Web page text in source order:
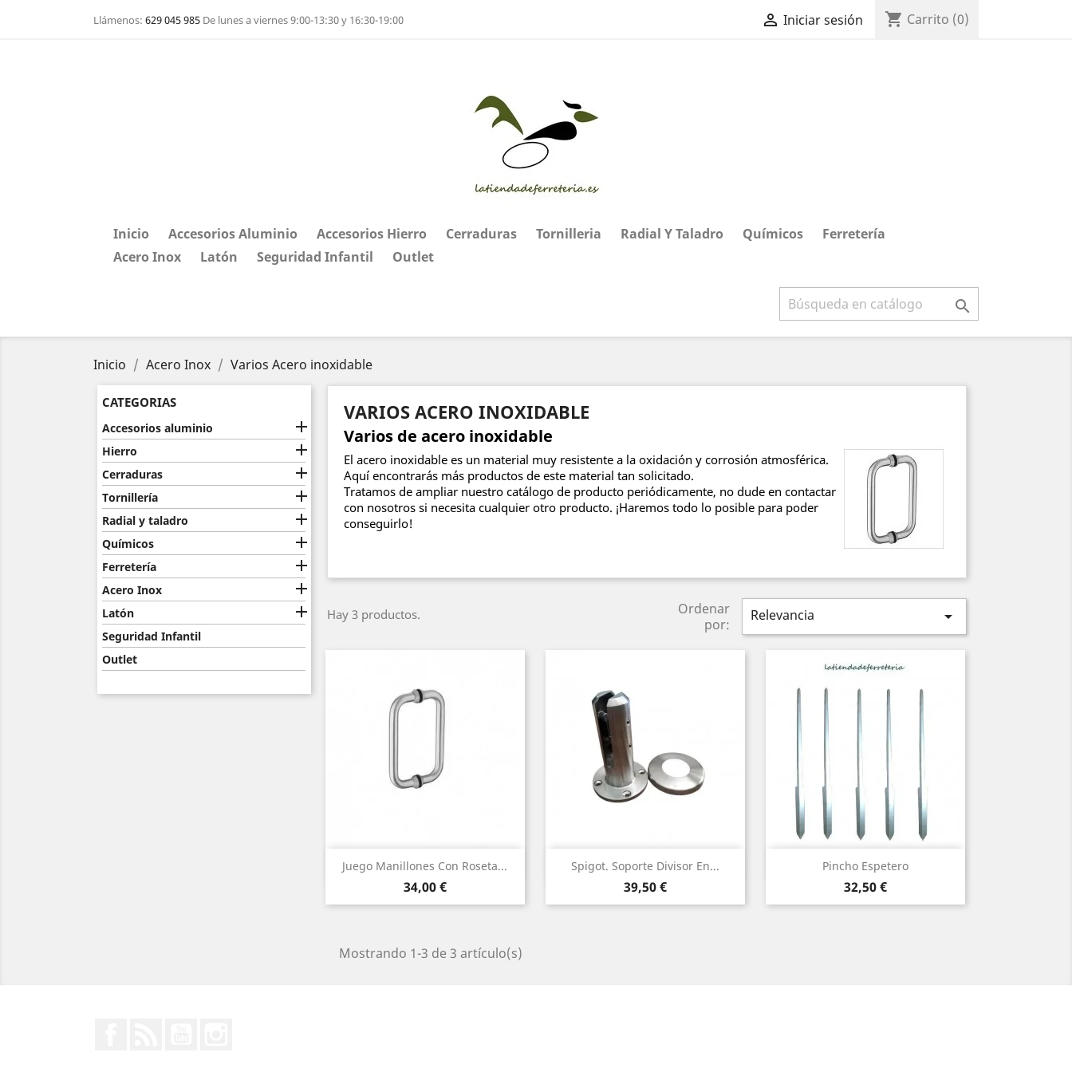
Llámenos: 629 045 985 De lunes a viernes 9:00-13:30 y 16:30-19:00  Iniciar sesión shopping_cart Carrito (0)
Inicio Accesorios Aluminio Accesorios Hierro Cerraduras Tornilleria Radial Y Taladro Químicos
Ferretería
Acero Inox
Latón Seguridad Infantil Outlet

Inicio Acero Inox Varios Acero inoxidable
CATEGORIAS
Accesorios aluminio 
Hierro 
Cerraduras 
Tornillería 
Radial y taladro 
Químicos 
Ferretería 
Acero Inox 
Latón 
Seguridad Infantil
Outlet
VARIOS ACERO INOXIDABLE
Varios de acero inoxidable
El acero inoxidable es un material muy resistente a la oxidación y corrosión atmosférica.
Aquí encontrarás más productos de este material tan solicitado.
Tratamos de ampliar nuestro catálogo de producto periódicamente, no dude en contactar
con nosotros si necesita cualquier otro producto. ¡Haremos todo lo posible para poder
conseguirlo!
Hay 3 productos.
Ordenar
por:
Relevancia 
Juego Manillones Con Roseta...
Precio
34,00 €
Vista rápida Spigot. Soporte Divisor En...
Precio
39,50 €
Vista rápida Pincho Espetero
Precio
32,50 €
Vista rápida
Mostrando 1-3 de 3 artículo(s)